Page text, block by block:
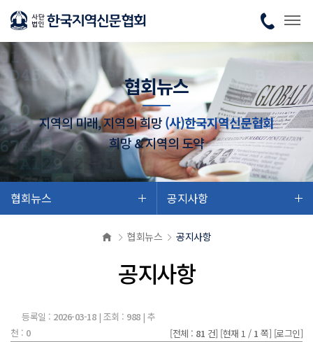
협회뉴스
지역의 미래, 지역의 희망(사)한국지역신문협회
희망 & 지역의 도약
협회뉴스 공지사항
협회뉴스 공지사항
공지사항
등록일 : 2026-03-18| 조회 : 988| 추
천 : 0 [전체 : 81 건] [현재 1 / 1 쪽] [로그인]